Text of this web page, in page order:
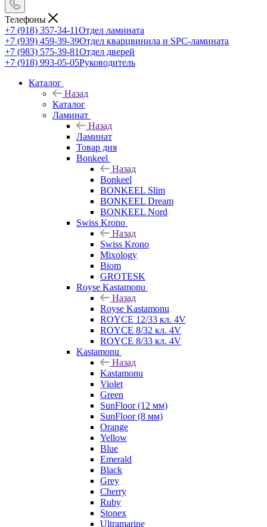
Телефоны
+7 (918) 357-34-11Отдел ламината
+7 (939) 459-39-39Отдел кварцвинила и SPC-ламината
+7 (983) 575-39-81Отдел дверей
+7 (918) 993-05-05Руководитель
Каталог
Назад
Каталог
Ламинат
Назад
Ламинат
Товар дня
Bonkeel
Назад
Bonkeel
BONKEEL Slim
BONKEEL Dream
BONKEEL Nord
Swiss Krono
Назад
Swiss Krono
Mixology
Biom
GROTESK
Royse Kastamonu
Назад
Royse Kastamonu
ROYCE 12/33 кл. 4V
ROYCE 8/32 кл. 4V
ROYCE 8/33 кл. 4V
Kastamonu
Назад
Kastamonu
Violet
Green
SunFloor (12 мм)
SunFloor (8 мм)
Orange
Yellow
Blue
Emerald
Black
Grey
Cherry
Ruby
Stonex
Ultramarine